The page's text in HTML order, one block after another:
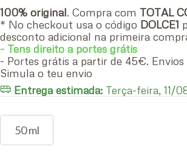
100% original. Compra com TOTAL
* No checkout usa o código DOLCE1
desconto adicional na primeira
- Tens direito a portes grátis
- Portes grátis a partir de 45€. Envios
Simula o teu envio
Entrega estimada: Terça-feira, 11/
50 ml